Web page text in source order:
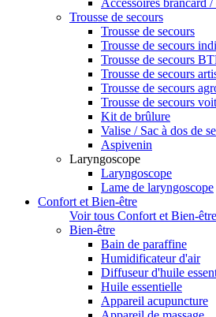
Accessoires brancard
Trousse de secours
Trousse de secours
Trousse de secours
Trousse de secours
Trousse de secours
Trousse de secours
Trousse de secours
Kit de brûlure
Valise / Sac à dos de
Aspivenin
Laryngoscope
Laryngoscope
Lame de laryngoscope
Confort et Bien-être
Voir tous Confort et Bien-être
Bien-être
Bain de paraffine
Humidificateur d'air
Diffuseur d'huile
Huile essentielle
Appareil acupuncture